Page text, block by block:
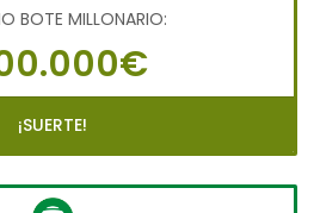
BOTE MILLONARIO:
¡SUERTE!